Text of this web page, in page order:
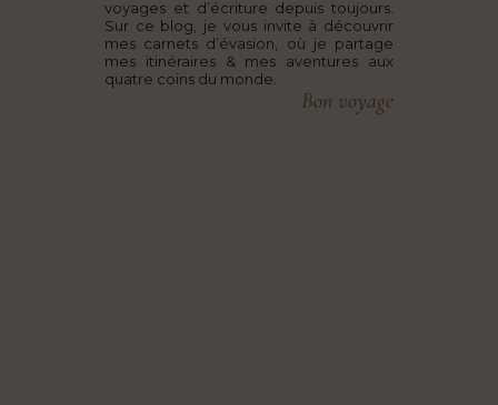
voyages et d’écriture depuis toujours.
Sur ce blog, je vous invite à découvrir
mes carnets d’évasion, où je partage
mes itinéraires & mes aventures aux
quatre coins du monde.
Bon voyage